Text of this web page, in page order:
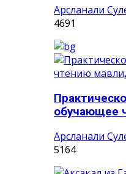
Арсланали
4691
обучающее
Арсланали
5164